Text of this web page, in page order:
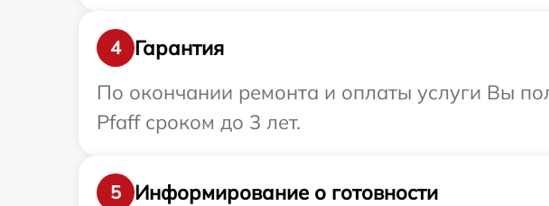
4
Гарантия
По окончании ремонта и оплаты услуги Вы
Pfaff сроком до 3 лет.
5
Информирование о готовности